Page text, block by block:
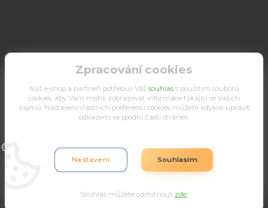
Upravit sběr cookies.
Eshop-rychle.cz
Zpracování cookies
Náš e-shop a partneři potřebují Váš souhlass použitím souborů
cookies, aby Vám mohli zobrazovat informace týkající se Vašich
zájmů. Nastavení vlastních preferencí cookies můžete kdykoli upravit
odkazem ve spodní části stránek.
Nastavení Souhlasím
Souhlas můžete odmítnout zde.